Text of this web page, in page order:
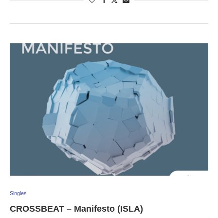
Singles
CROSSBEAT – Manifesto (ISLA)